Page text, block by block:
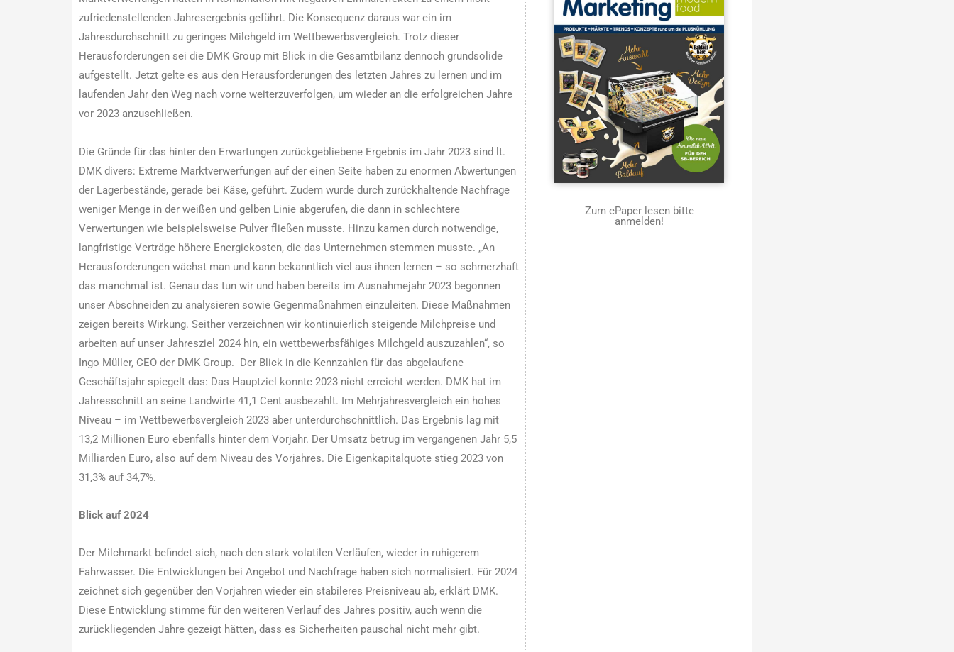
zufriedenstellenden Jahresergebnis geführt. Die Konsequenz daraus war ein im
Jahresdurchschnitt zu geringes Milchgeld im Wettbewerbsvergleich. Trotz dieser
Herausforderungen sei die DMK Group mit Blick in die Gesamtbilanz dennoch grundsolide
aufgestellt. Jetzt gelte es aus den Herausforderungen des letzten Jahres zu lernen und im
laufenden Jahr den Weg nach vorne weiterzuverfolgen, um wieder an die erfolgreichen Jahre
vor 2023 anzuschließen.
Die Gründe für das hinter den Erwartungen zurückgebliebene Ergebnis im Jahr 2023 sind lt.
DMK divers: Extreme Marktverwerfungen auf der einen Seite haben zu enormen Abwertungen
der Lagerbestände, gerade bei Käse, geführt. Zudem wurde durch zurückhaltende Nachfrage
weniger Menge in der weißen und gelben Linie abgerufen, die dann in schlechtere
Verwertungen wie beispielsweise Pulver fließen musste. Hinzu kamen durch notwendige,
langfristige Verträge höhere Energiekosten, die das Unternehmen stemmen musste. „An
Herausforderungen wächst man und kann bekanntlich viel aus ihnen lernen – so schmerzhaft
das manchmal ist. Genau das tun wir und haben bereits im Ausnahmejahr 2023 begonnen
unser Abschneiden zu analysieren sowie Gegenmaßnahmen einzuleiten. Diese Maßnahmen
zeigen bereits Wirkung. Seither verzeichnen wir kontinuierlich steigende Milchpreise und
arbeiten auf unser Jahresziel 2024 hin, ein wettbewerbsfähiges Milchgeld auszuzahlen“, so
Ingo Müller, CEO der DMK Group. Der Blick in die Kennzahlen für das abgelaufene
Geschäftsjahr spiegelt das: Das Hauptziel konnte 2023 nicht erreicht werden. DMK hat im
Jahresschnitt an seine Landwirte 41,1 Cent ausbezahlt. Im Mehrjahresvergleich ein hohes
Niveau – im Wettbewerbsvergleich 2023 aber unterdurchschnittlich. Das Ergebnis lag mit
13,2 Millionen Euro ebenfalls hinter dem Vorjahr. Der Umsatz betrug im vergangenen Jahr 5,5
Milliarden Euro, also auf dem Niveau des Vorjahres. Die Eigenkapitalquote stieg 2023 von
31,3% auf 34,7%.
Blick auf 2024
Der Milchmarkt befindet sich, nach den stark volatilen Verläufen, wieder in ruhigerem
Fahrwasser. Die Entwicklungen bei Angebot und Nachfrage haben sich normalisiert. Für 2024
zeichnet sich gegenüber den Vorjahren wieder ein stabileres Preisniveau ab, erklärt DMK.
Diese Entwicklung stimme für den weiteren Verlauf des Jahres positiv, auch wenn die
zurückliegenden Jahre gezeigt hätten, dass es Sicherheiten pauschal nicht mehr gibt.
Zum ePaper lesen bitte
anmelden!